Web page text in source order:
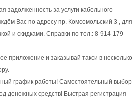
задолженность за услуги кабельного
Вас по адресу пр. Комсомольский 3 , для
и скидками. Справки по тел.: 8-914-179-
приложение и заказывай такси в несколько
график работы! Самостоятельный выбор
денежных средств! Быстрая регистрация